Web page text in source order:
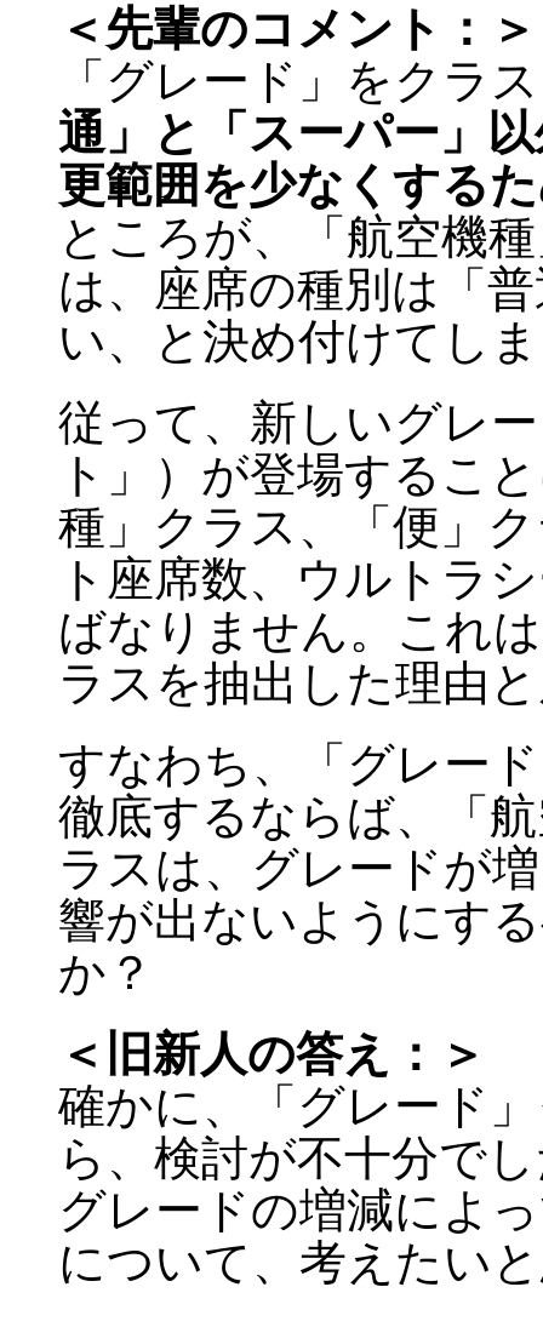
＜先輩のコメント：＞
「グレード」をクラ
通」と「スーパー」
更範囲を少なくする
ところが、「航空機
は、座席の種別は「
い、と決め付けてし
従って、新しいグレ
ト」）が登場するこ
種」クラス、「便」
ト座席数、ウルトラ
ばなりません。これ
ラスを抽出した理由
すなわち、「グレー
徹底するならば、「
ラスは、グレードが
響が出ないようにす
か？
＜旧新人の答え：＞
確かに、「グレード
ら、検討が不十分で
グレードの増減によ
について、考えたい